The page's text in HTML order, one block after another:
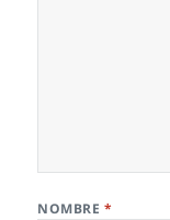
NOMBRE *